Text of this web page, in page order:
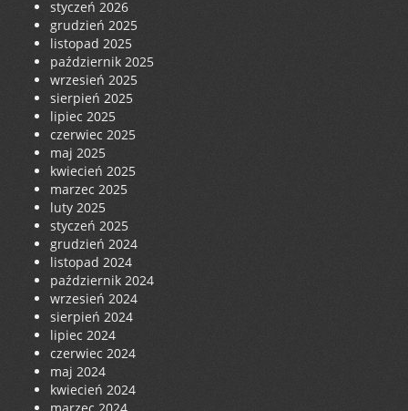
styczeń 2026
grudzień 2025
listopad 2025
październik 2025
wrzesień 2025
sierpień 2025
lipiec 2025
czerwiec 2025
maj 2025
kwiecień 2025
marzec 2025
luty 2025
styczeń 2025
grudzień 2024
listopad 2024
październik 2024
wrzesień 2024
sierpień 2024
lipiec 2024
czerwiec 2024
maj 2024
kwiecień 2024